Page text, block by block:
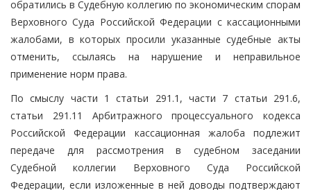
обратились в Судебную коллегию по экономическим спорам
Верховного Суда Российской Федерации с кассационными
жалобами, в которых просили указанные судебные акты
отменить, ссылаясь на нарушение и неправильное
применение норм права.
По смыслу части 1 статьи 291.1, части 7 статьи 291.6,
статьи 291.11 Арбитражного процессуального кодекса
Российской Федерации кассационная жалоба подлежит
передаче для рассмотрения в судебном заседании
Судебной коллегии Верховного Суда Российской
Федерации, если изложенные в ней доводы подтверждают